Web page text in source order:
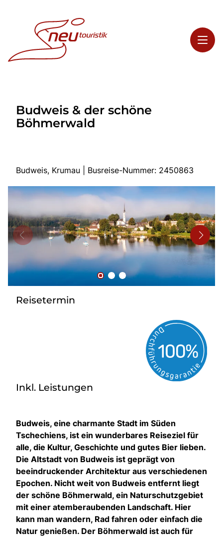
Highlights
Service
Start
Bus mieten
Flughafentransfer
Kontakt
Budweis & der schöne
Böhmerwald
Budweis, Krumau | Busreise-Nummer: 2450863
Reisetermin
Inkl. Leistungen
Budweis, eine charmante Stadt im Süden
Tschechiens, ist ein wunderbares Reiseziel für
alle, die Kultur, Geschichte und gutes Bier lieben.
Die Altstadt von Budweis ist geprägt von
beeindruckender Architektur aus verschiedenen
Epochen. Nicht weit von Budweis entfernt liegt
der schöne Böhmerwald, ein Naturschutzgebiet
mit einer atemberaubenden Landschaft. Hier
kann man wandern, Rad fahren oder einfach die
Natur genießen. Der Böhmerwald ist auch für